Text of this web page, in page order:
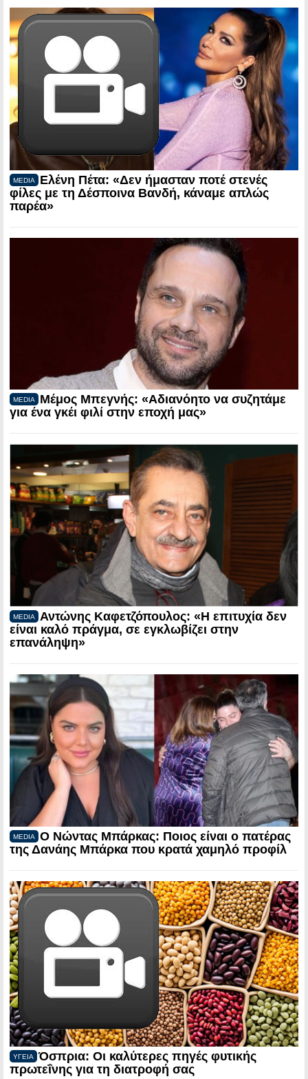
MEDIA
Ελένη Πέτα: «Δεν ήμασταν ποτέ στενές
φίλες με τη Δέσποινα Βανδή, κάναμε απλώς
παρέα»
MEDIA
Μέμος Μπεγνής: «Αδιανόητο να συζητάμε
για ένα γκέι φιλί στην εποχή μας»
MEDIA
Αντώνης Καφετζόπουλος: «Η επιτυχία δεν
είναι καλό πράγμα, σε εγκλωβίζει στην
επανάληψη»
MEDIA
Ο Νώντας Μπάρκας: Ποιος είναι ο πατέρας
της Δανάης Μπάρκα που κρατά χαμηλό προφίλ
ΥΓΕΙΑ
Όσπρια: Οι καλύτερες πηγές φυτικής
πρωτεΐνης για τη διατροφή σας